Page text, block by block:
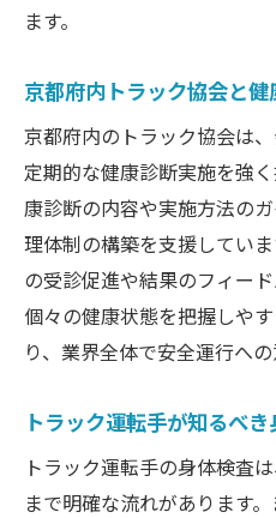
トラック運転業に欠か
トラック運転手の
の連携
健康管理術で長時
トラック運転手が
運転業務と健康診
身体検査後の健康
助成金情報を活かす身
トラック運転手必
用法
ます。
京都府内トラック協会と
京都府内のトラック協会は
定期的な健康診断実施を強
康診断の内容や実施方法の
理体制の構築を支援してい
の受診促進や結果のフィー
個々の健康状態を把握しや
り、業界全体で安全運行への
トラック運転手が知るべ
トラック運転手の身体検査
まで明確な流れがあります